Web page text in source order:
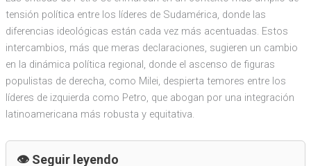
tensión política entre los líderes de Sudamérica, donde las
diferencias ideológicas están cada vez más acentuadas. Estos
intercambios, más que meras declaraciones, sugieren un cambio
en la dinámica política regional, donde el ascenso de figuras
populistas de derecha, como Milei, despierta temores entre los
líderes de izquierda como Petro, que abogan por una integración
latinoamericana más robusta y equitativa.
Seguir leyendo